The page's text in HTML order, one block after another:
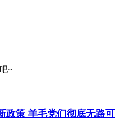
吧~
政策 羊毛党们彻底无路可